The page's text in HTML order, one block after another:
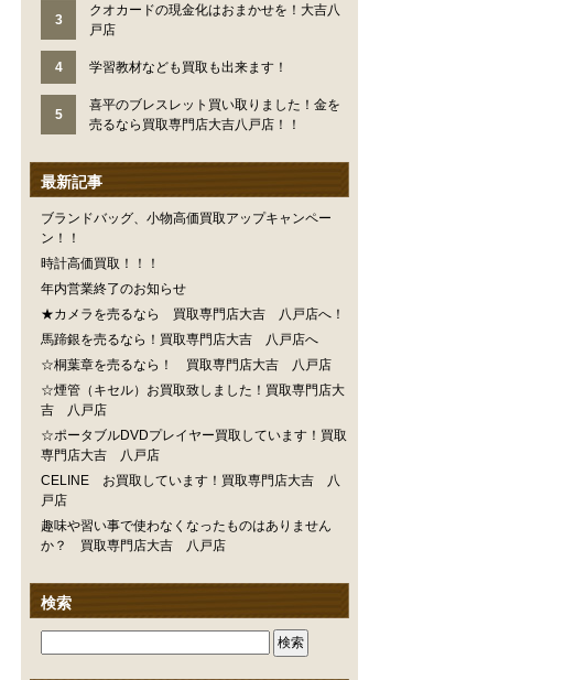
3
クオカードの現金化はおまかせを！大吉八
戸店
4 学習教材なども買取も出来ます！
5
喜平のブレスレット買い取りました！金を
売るなら買取専門店大吉八戸店！！
最新記事
ブランドバッグ、小物高価買取アップキャンペー
ン！！
時計高価買取！！！
年内営業終了のお知らせ
★カメラを売るなら 買取専門店大吉 八戸店へ！
馬蹄銀を売るなら！買取専門店大吉 八戸店へ
☆桐葉章を売るなら！ 買取専門店大吉 八戸店
☆煙管（キセル）お買取致しました！買取専門店大
吉 八戸店
☆ポータブルDVDプレイヤー買取しています！買取
専門店大吉 八戸店
CELINE お買取しています！買取専門店大吉 八
戸店
趣味や習い事で使わなくなったものはありません
か？ 買取専門店大吉 八戸店
検索